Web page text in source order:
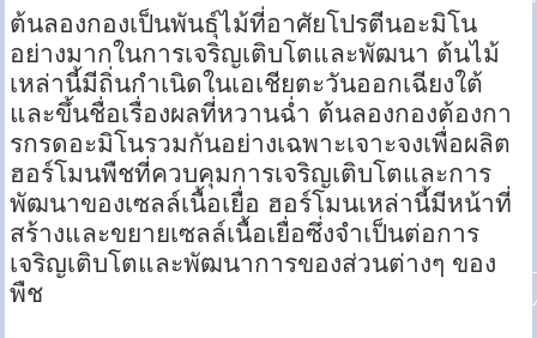
ต้นลองกองเป็นพันธุ์ไม้ที่อาศัยโปรตีนอะมิโน
อย่างมากในการเจริญเติบโตและพัฒนา ต้นไม้
เหล่านี้มีถิ่นกำเนิดในเอเชียตะวันออกเฉียงใต้
และขึ้นชื่อเรื่องผลที่หวานฉ่ำ ต้นลองกองต้องกา
รกรดอะมิโนรวมกันอย่างเฉพาะเจาะจงเพื่อผลิต
ฮอร์โมนพืชที่ควบคุมการเจริญเติบโตและการ
พัฒนาของเซลล์เนื้อเยื่อ ฮอร์โมนเหล่านี้มีหน้าที่
สร้างและขยายเซลล์เนื้อเยื่อซึ่งจำเป็นต่อการ
เจริญเติบโตและพัฒนาการของส่วนต่างๆ ของ
พืช